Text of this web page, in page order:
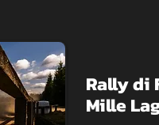
Rally di
Mille